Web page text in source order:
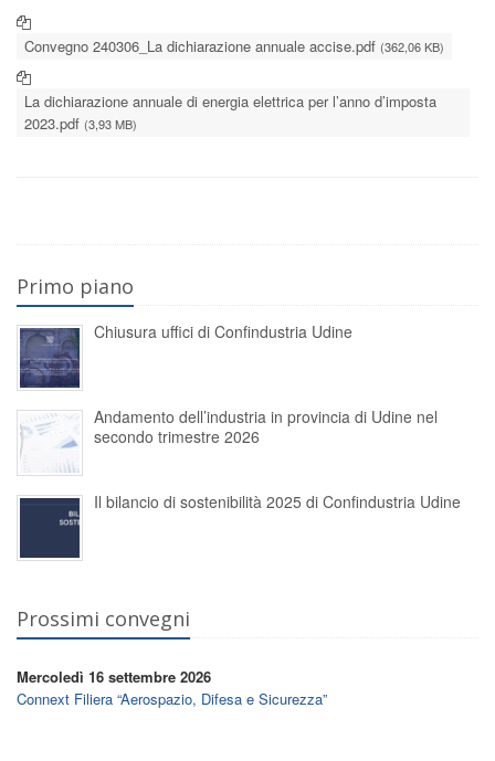
Convegno 240306_La dichiarazione annuale accise.pdf (362,06 KB)
La dichiarazione annuale di energia elettrica per l’anno d’imposta
2023.pdf (3,93 MB)
Primo piano
Chiusura uffici di Confindustria Udine
Andamento dell’industria in provincia di Udine nel
secondo trimestre 2026
Il bilancio di sostenibilità 2025 di Confindustria Udine
Prossimi convegni
Mercoledì 16 settembre 2026
Connext Filiera “Aerospazio, Difesa e Sicurezza”